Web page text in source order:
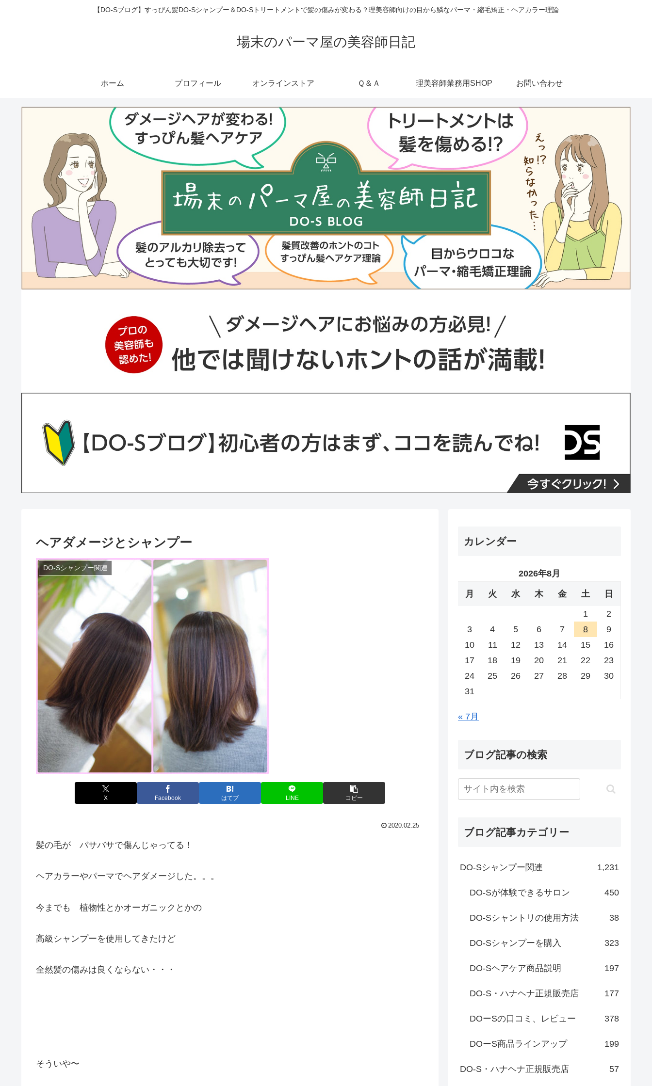
【DO-Sブログ】すっぴん髪DO-Sシャンプー＆DO-Sトリートメントで髪の傷みが変わる？理美容師向けの目から鱗なパーマ・縮毛矯正・ヘアカラー理論
場末のパーマ屋の美容師日記
ホーム プロフィール オンラインストア Ｑ＆Ａ 理美容師業務用SHOP お問い合わせ
ヘアダメージとシャンプー
DO-Sシャンプー関連
X Facebook はてブ LINE コピー
2020.02.25
髪の毛が バサバサで傷んじゃってる！
ヘアカラーやパーマでヘアダメージした。。。
今までも 植物性とかオーガニックとかの
高級シャンプーを使用してきたけど
全然髪の傷みは良くならない・・・
そういや〜
カレンダー
2026年8月
月 火 水 木 金 土 日
1
2
3
4 5 6 7 8
9
10
11 12 13 14 15
16
17
18 19 20 21 22
23
24
25 26 27 28 29
30
31
« 7月
ブログ記事の検索
ブログ記事カテゴリー
DO-Sシャンプー関連 1,231
DO-Sが体験できるサロン 450
DO-Sシャントリの使用方法 38
DO-Sシャンプーを購入 323
DO-Sヘアケア商品説明 197
DO-S・ハナヘナ正規販売店 177
DOーSの口コミ、レビュー 378
DOーS商品ラインアップ 199
DO-S・ハナヘナ正規販売店 57